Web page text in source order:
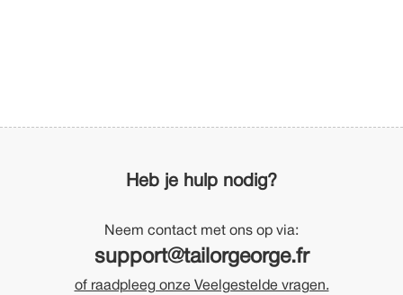
Heb je hulp nodig?
Neem contact met ons op via:
support@tailorgeorge.fr
of raadpleeg onze Veelgestelde vragen.